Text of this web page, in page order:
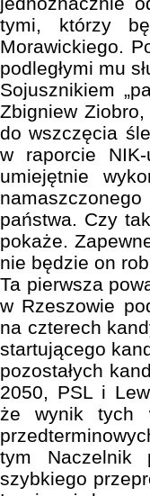
tymi, którzy
Morawickiego.
podległymi mu
Sojusznikiem
Zbigniew
do wszczęcia
w raporcie
umiejętnie
państwa. Czy
pokaże.
nie będzie on
Ta pierwsza
w Rzeszowie
na czterech
startującego
pozostałych
2050, PSL i
że wynik tych
tym Naczelnik
szybkiego